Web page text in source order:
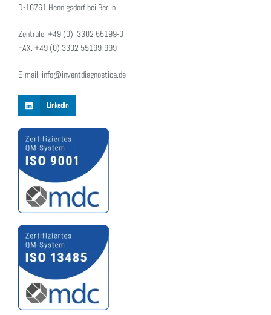
D-16761 Hennigsdorf bei Berlin
Zentrale: +49 (0) 3302 55199-0
FAX: +49 (0) 3302 55199-999
E-mail: info@inventdiagnostica.de
LinkedIn